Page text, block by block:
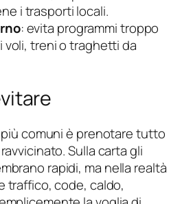
i trasporti locali.
: evita programmi troppo
voli, treni o traghetti da
comuni è prenotare tutto
Sulla carta gli
rapidi, ma nella realtà
traffico, code, caldo,